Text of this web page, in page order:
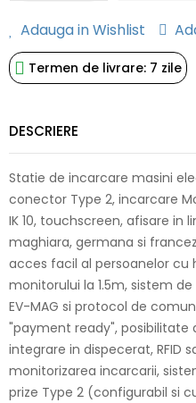
Adauga in Wishlist
Termen de livrare: 7 zile
DESCRIERE
Statie de incarcare masini
conector Type 2, incarcare
IK 10, touchscreen, afisare in
maghiara, germana si
acces facil al persoanelor cu
monitorului la 1.5m, sistem
EV-MAG si protocol de
"payment ready",
integrare in dispecerat, RFID
monitorizarea incarcarii,
prize Type 2 (configurabil si